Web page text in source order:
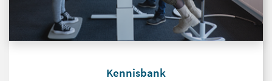
Kennisbank